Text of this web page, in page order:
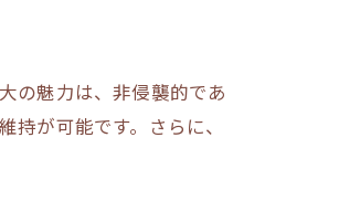
の魅力は、非侵襲的であ
が可能です。さらに、